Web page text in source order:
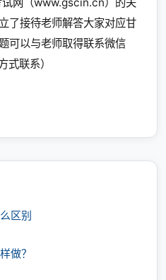
了接待老师解答大家对应甘
可以与老师取得联系微信
式联系）
区别
做？